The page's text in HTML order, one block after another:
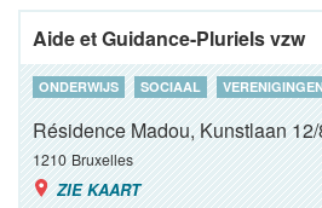
Aide et Guidance-Pluriels vzw
ONDERWIJS SOCIAAL
Résidence Madou, Kunstlaan
1210 Bruxelles
ZIE KAART